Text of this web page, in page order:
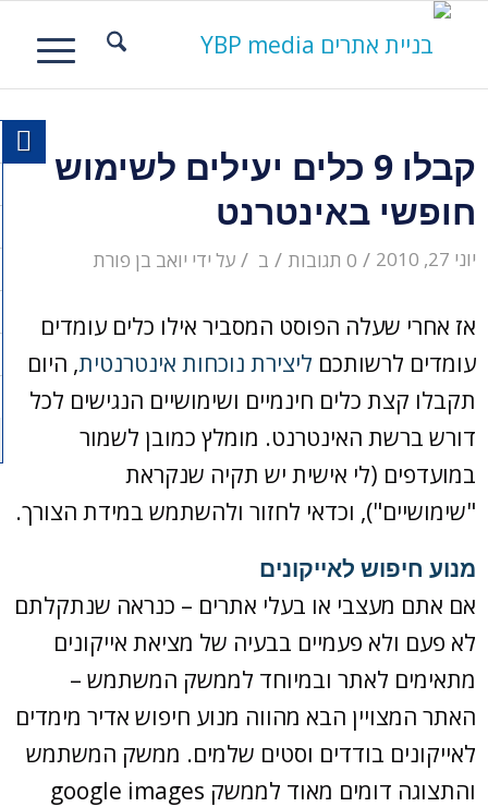
קבלו 9 כלים יעילים לשימוש
חופשי באינטרנט
יוני 27, 2010 / 0 תגובות / ב / על ידי יואב בן פורת
אז אחרי שעלה הפוסט המסביר אילו כלים עומדים
עומדים לרשותכם ליצירת נוכחות אינטרנטית, היום
תקבלו קצת כלים חינמיים ושימושיים הנגישים לכל
דורש ברשת האינטרנט. מומלץ כמובן לשמור
במועדפים (לי אישית יש תקיה שנקראת
"שימושיים"), וכדאי לחזור ולהשתמש במידת הצורך.
מנוע חיפוש לאייקונים
אם אתם מעצבי או בעלי אתרים – כנראה שנתקלתם
לא פעם ולא פעמיים בבעיה של מציאת אייקונים
מתאימים לאתר ובמיוחד לממשק המשתמש –
האתר המצויין הבא מהווה מנוע חיפוש אדיר מימדים
לאייקונים בודדים וסטים שלמים. ממשק המשתמש
והתצוגה דומים מאוד לממשק google images